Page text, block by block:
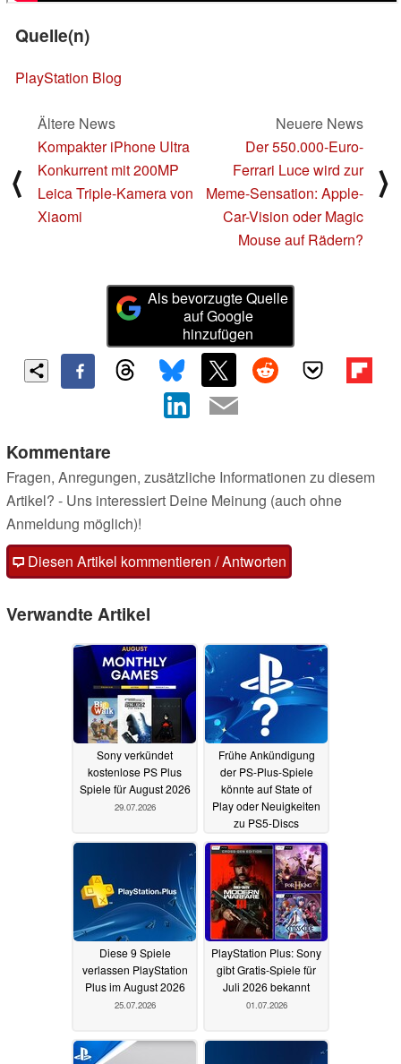
Quelle(n)
PlayStation Blog
⟨
Ältere News
Kompakter iPhone Ultra
Konkurrent mit 200MP
Leica Triple-Kamera von
Xiaomi
Neuere News
Der 550.000-Euro-
Ferrari Luce wird zur
Meme-Sensation: Apple-
Car-Vision oder Magic
Mouse auf Rädern?
⟩
Als bevorzugte Quelle
auf Google
hinzufügen
Kommentare
Fragen, Anregungen, zusätzliche Informationen zu diesem
Artikel? - Uns interessiert Deine Meinung (auch ohne
Anmeldung möglich)!
Diesen Artikel kommentieren / Antworten
Verwandte Artikel
Sony verkündet
kostenlose PS Plus
Spiele für August 2026
29.07.2026
Frühe Ankündigung
der PS-Plus-Spiele
könnte auf State of
Play oder Neuigkeiten
zu PS5-Discs
hindeuten29.07.2026
Diese 9 Spiele
verlassen PlayStation
Plus im August 2026
25.07.2026
PlayStation Plus: Sony
gibt Gratis-Spiele für
Juli 2026 bekannt
01.07.2026